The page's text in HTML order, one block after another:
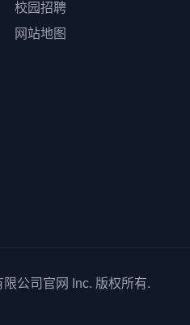
校园招聘
网站地图
限公司官网 Inc. 版权所有.